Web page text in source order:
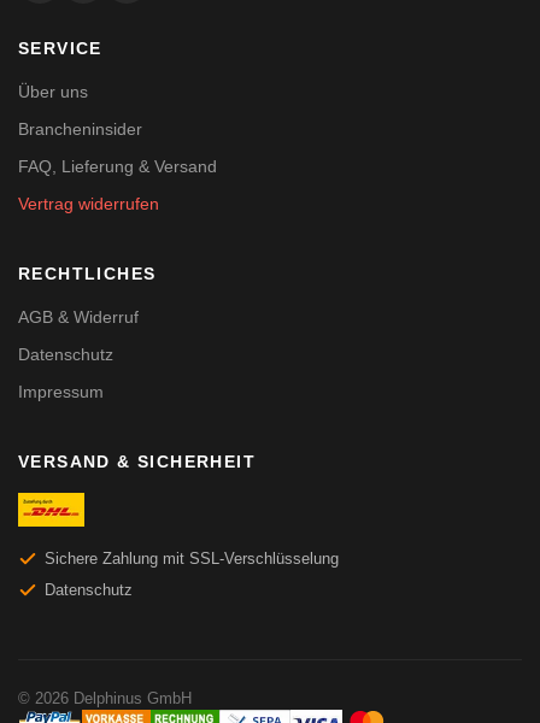
SERVICE
Über uns
Brancheninsider
FAQ, Lieferung & Versand
Vertrag widerrufen
RECHTLICHES
AGB & Widerruf
Datenschutz
Impressum
VERSAND & SICHERHEIT
Sichere Zahlung mit SSL-Verschlüsselung
Datenschutz
© 2026 Delphinus GmbH